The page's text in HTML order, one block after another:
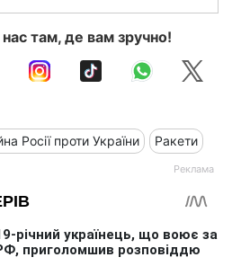
там, де вам зручно!
Росії проти України Ракети